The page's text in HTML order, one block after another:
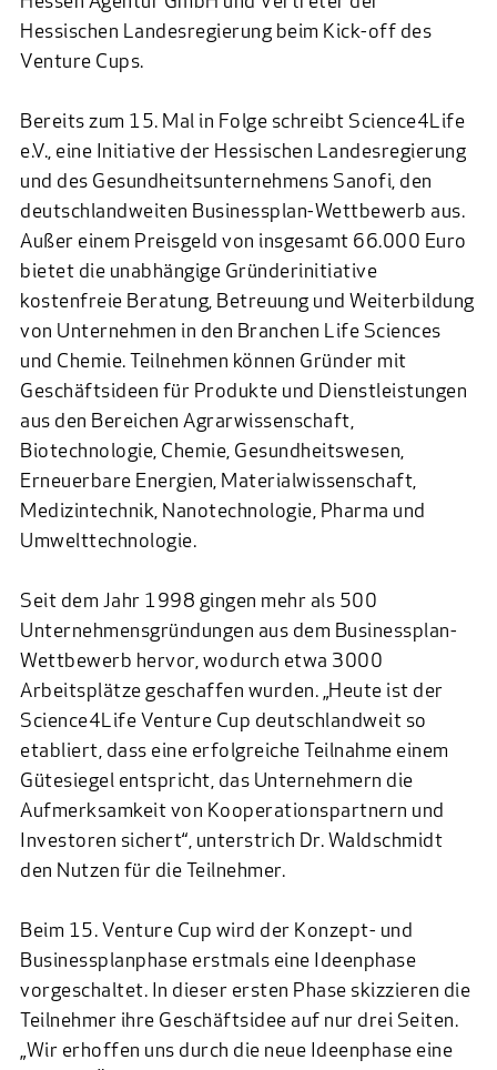
Hessischen Landesregierung beim Kick-off des
Venture Cups.
Bereits zum 15. Mal in Folge schreibt Science4Life
e.V., eine Initiative der Hessischen Landesregierung
und des Gesundheitsunternehmens Sanofi, den
deutschlandweiten Businessplan-Wettbewerb aus.
Außer einem Preisgeld von insgesamt 66.000 Euro
bietet die unabhängige Gründerinitiative
kostenfreie Beratung, Betreuung und Weiterbildung
von Unternehmen in den Branchen Life Sciences
und Chemie. Teilnehmen können Gründer mit
Geschäftsideen für Produkte und Dienstleistungen
aus den Bereichen Agrarwissenschaft,
Biotechnologie, Chemie, Gesundheitswesen,
Erneuerbare Energien, Materialwissenschaft,
Medizintechnik, Nanotechnologie, Pharma und
Umwelttechnologie.
Seit dem Jahr 1998 gingen mehr als 500
Unternehmensgründungen aus dem Businessplan-
Wettbewerb hervor, wodurch etwa 3000
Arbeitsplätze geschaffen wurden. „Heute ist der
Science4Life Venture Cup deutschlandweit so
etabliert, dass eine erfolgreiche Teilnahme einem
Gütesiegel entspricht, das Unternehmern die
Aufmerksamkeit von Kooperationspartnern und
Investoren sichert“, unterstrich Dr. Waldschmidt
den Nutzen für die Teilnehmer.
Beim 15. Venture Cup wird der Konzept- und
Businessplanphase erstmals eine Ideenphase
vorgeschaltet. In dieser ersten Phase skizzieren die
Teilnehmer ihre Geschäftsidee auf nur drei Seiten.
„Wir erhoffen uns durch die neue Ideenphase eine